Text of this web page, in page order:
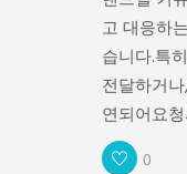
고 대응하
습니다.특
전달하거
연되어요
0